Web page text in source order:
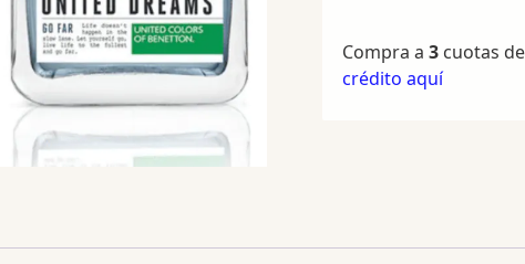
Compra a 3cuotas de
crédito aquí